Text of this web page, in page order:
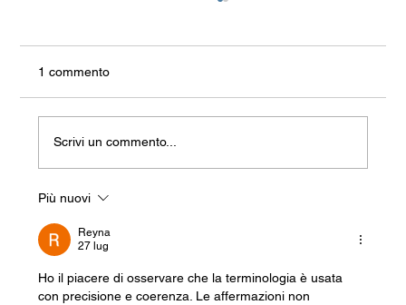
Vorremmo Dalla Vita...In Un Dipinto
1 commento
Scrivi un commento...
Più nuovi
Reyna
27 lug
Ho il piacere di osservare che la terminologia è usata
con precisione e coerenza. Le affermazioni non